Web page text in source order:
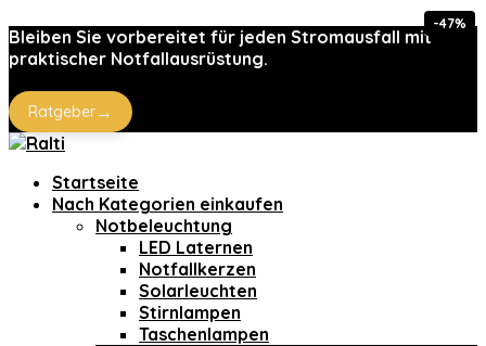
Bleiben Sie vorbereitet für jeden Stromausfall mit
praktischer Notfallausrüstung.
Ratgeber→
Startseite
Nach Kategorien einkaufen
Notbeleuchtung
LED Laternen
Notfallkerzen
Solarleuchten
Stirnlampen
Taschenlampen
-47%